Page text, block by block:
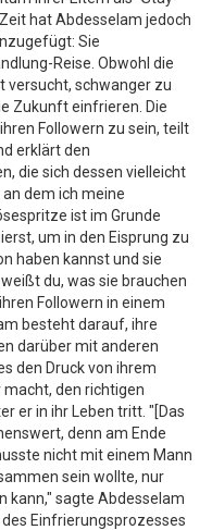
hat Abdesselam jedoch
Sie
Reise. Obwohl die
versucht, schwanger zu
Zukunft einfrieren. Die
Followern zu sein, teilt
erklärt den
die sich dessen vielleicht
dem ich meine
ist im Grunde
um in den Eisprung zu
haben kannst und sie
du, was sie brauchen
Followern in einem
besteht darauf, ihre
darüber mit anderen
den Druck von ihrem
den richtigen
er in ihr Leben tritt. "[Das
denn am Ende
nicht mit einem Mann
sein wollte, nur
kann," sagte Abdesselam
Einfrierungsprozesses